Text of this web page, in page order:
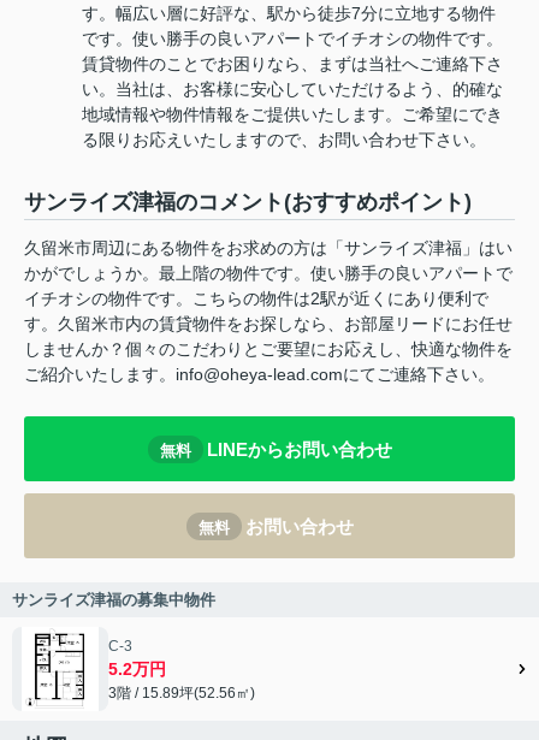
す。幅広い層に好評な、駅から徒歩7分に立地する物件
です。使い勝手の良いアパートでイチオシの物件です。
賃貸物件のことでお困りなら、まずは当社へご連絡下さ
い。当社は、お客様に安心していただけるよう、的確な
地域情報や物件情報をご提供いたします。ご希望にでき
る限りお応えいたしますので、お問い合わせ下さい。
サンライズ津福のコメント(おすすめポイント)
久留米市周辺にある物件をお求めの方は「サンライズ津福」はい
かがでしょうか。最上階の物件です。使い勝手の良いアパートで
イチオシの物件です。こちらの物件は2駅が近くにあり便利で
す。久留米市内の賃貸物件をお探しなら、お部屋リードにお任せ
しませんか？個々のこだわりとご要望にお応えし、快適な物件を
ご紹介いたします。info@oheya-lead.comにてご連絡下さい。
無料 LINEからお問い合わせ
無料 お問い合わせ
サンライズ津福の募集中物件
C-3
5.2万円
3階 / 15.89坪(52.56㎡)